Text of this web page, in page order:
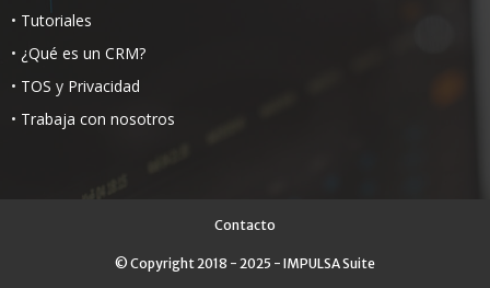
• Tutoriales
• ¿Qué es un CRM?
• TOS y Privacidad
• Trabaja con nosotros
Contacto
© Copyright 2018 - 2025 - IMPULSA Suite